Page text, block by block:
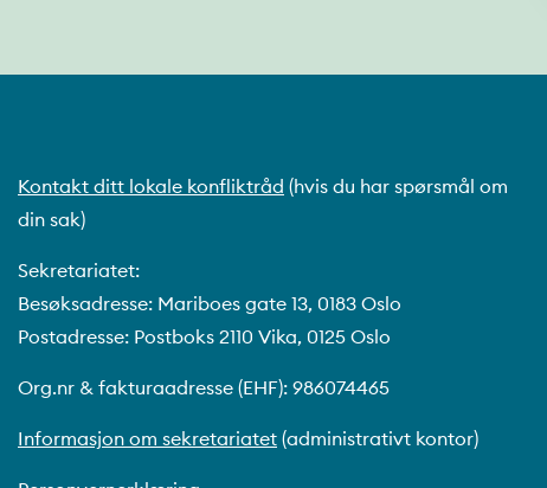
Kontakt ditt lokale konfliktråd (hvis du har spørsmål om
din sak)
Sekretariatet:
Besøksadresse: Mariboes gate 13, 0183 Oslo
Postadresse: Postboks 2110 Vika, 0125 Oslo
Org.nr & fakturaadresse (EHF): 986074465
Informasjon om sekretariatet (administrativt kontor)